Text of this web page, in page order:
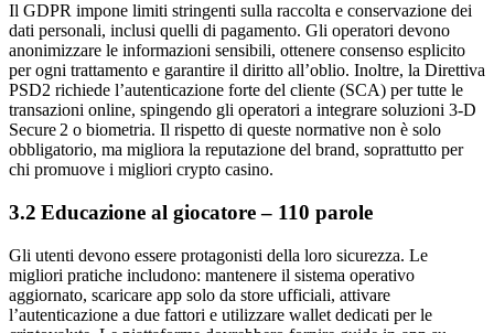
Il GDPR impone limiti stringenti sulla raccolta e conservazione dei
dati personali, inclusi quelli di pagamento. Gli operatori devono
anonimizzare le informazioni sensibili, ottenere consenso esplicito
per ogni trattamento e garantire il diritto all’oblio. Inoltre, la Direttiva
PSD2 richiede l’autenticazione forte del cliente (SCA) per tutte le
transazioni online, spingendo gli operatori a integrare soluzioni 3‑D
Secure 2 o biometria. Il rispetto di queste normative non è solo
obbligatorio, ma migliora la reputazione del brand, soprattutto per
chi promuove i migliori crypto casino.
3.2 Educazione al giocatore – 110 parole
Gli utenti devono essere protagonisti della loro sicurezza. Le
migliori pratiche includono: mantenere il sistema operativo
aggiornato, scaricare app solo da store ufficiali, attivare
l’autenticazione a due fattori e utilizzare wallet dedicati per le